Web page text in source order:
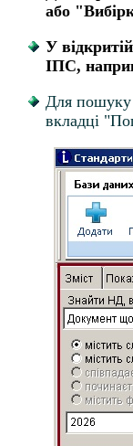
або
У
ІПС,
Для пошуку
вкладці